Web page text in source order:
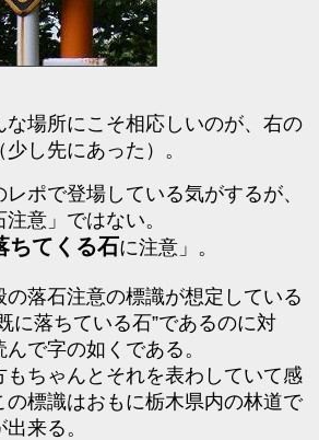
な場所にこそ相応しいのが、右の
し先にあった）。
ポで登場している気がするが、
意」ではない。
ちてくる石に注意」。
の落石注意の標識が想定している
に落ちている石”であるのに対
で字の如くである。
もちゃんとそれを表わしていて感
の標識はおもに栃木県内の林道で
来る。